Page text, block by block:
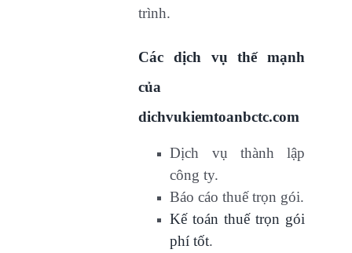
trình.
Các dịch vụ thế mạnh
của
dichvukiemtoanbctc.com
Dịch vụ thành lập
công ty.
Báo cáo thuế trọn gói.
Kế toán thuế trọn gói
phí tốt.